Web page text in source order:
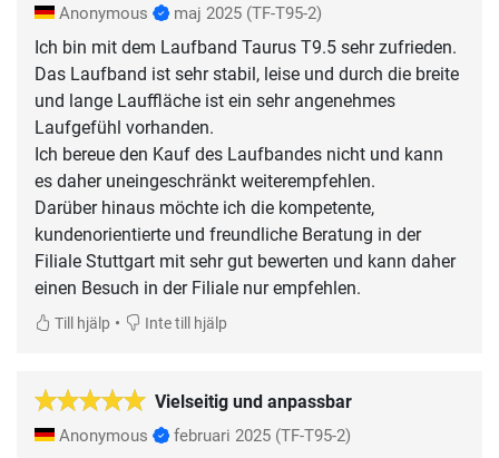
Anonymous maj 2025 (TF-T95-2)
Ich bin mit dem Laufband Taurus T9.5 sehr zufrieden.
Das Laufband ist sehr stabil, leise und durch die breite
und lange Lauffläche ist ein sehr angenehmes
Laufgefühl vorhanden.
Ich bereue den Kauf des Laufbandes nicht und kann
es daher uneingeschränkt weiterempfehlen.
Darüber hinaus möchte ich die kompetente,
kundenorientierte und freundliche Beratung in der
Filiale Stuttgart mit sehr gut bewerten und kann daher
einen Besuch in der Filiale nur empfehlen.
Till hjälp • Inte till hjälp
Vielseitig und anpassbar
Anonymous februari 2025 (TF-T95-2)